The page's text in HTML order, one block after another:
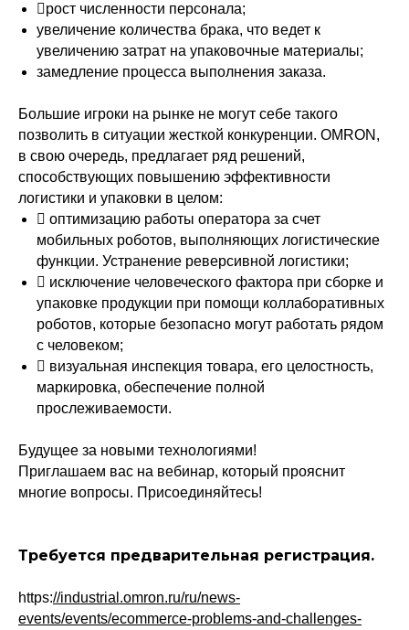
рост численности персонала;
увеличение количества брака, что ведет к
увеличению затрат на упаковочные материалы;
замедление процесса выполнения заказа.
Большие игроки на рынке не могут себе такого
позволить в ситуации жесткой конкуренции. OMRON,
в свою очередь, предлагает ряд решений,
способствующих повышению эффективности
логистики и упаковки в целом:
 оптимизацию работы оператора за счет
мобильных роботов, выполняющих логистические
функции. Устранение реверсивной логистики;
 исключение человеческого фактора при сборке и
упаковке продукции при помощи коллаборативных
роботов, которые безопасно могут работать рядом
с человеком;
 визуальная инспекция товара, его целостность,
маркировка, обеспечение полной
прослеживаемости.
Будущее за новыми технологиями!
Приглашаем вас на вебинар, который прояснит
многие вопросы. Присоединяйтесь!
Требуется предварительная регистрация.
https://industrial.omron.ru/ru/news-
events/events/ecommerce-problems-and-challenges-